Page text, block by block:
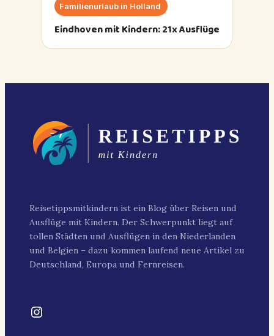
Familienurlaub in Holland
Eindhoven mit Kindern: 21x Ausflüge
Reisetippsmitkindern ist ein Blog über Reisen und
Ausflüge mit Kindern. Der Schwerpunkt liegt auf
tollen Städten und Ausflügen in den Niederlanden
und Belgien – dazu kommen laufend neue Artikel zu
Deutschland, Europa und Fernreisen.
Instagram